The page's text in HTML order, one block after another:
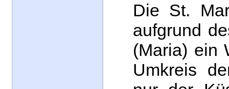
Die St.
aufgrund
(Maria) ein
Umkreis